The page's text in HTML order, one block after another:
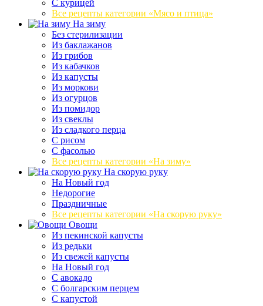
С курицей
Все рецепты категории «Мясо и птица»
На зиму
Без стерилизации
Из баклажанов
Из грибов
Из кабачков
Из капусты
Из моркови
Из огурцов
Из помидор
Из свеклы
Из сладкого перца
С рисом
С фасолью
Все рецепты категории «На зиму»
На скорую руку
На Новый год
Недорогие
Праздничные
Все рецепты категории «На скорую руку»
Овощи
Из пекинской капусты
Из редьки
Из свежей капусты
На Новый год
С авокадо
С болгарским перцем
С капустой